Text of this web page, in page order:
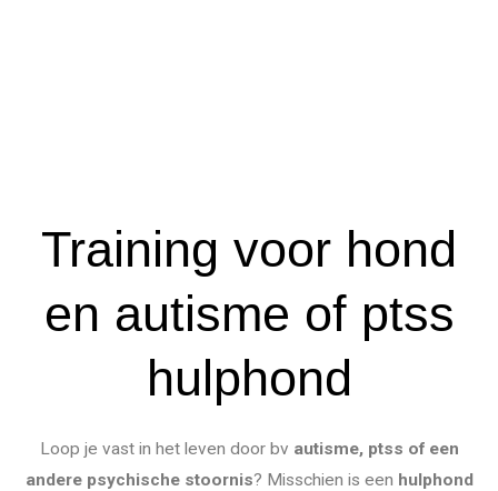
Training voor hond
en autisme of ptss
hulphond
Loop je vast in het leven door bv autisme, ptss of een
andere psychische stoornis? Misschien is een hulphond